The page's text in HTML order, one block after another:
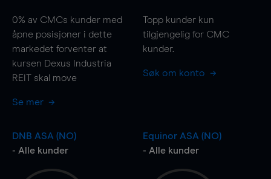
0% av CMCs kunder med
åpne posisjoner i dette
markedet forventer at
kursen Dexus Industria
REIT skal move
Se mer
Topp kunder kun
tilgjengelig for CMC
kunder.
Søk om konto
DNB ASA (NO)
- Alle kunder
Equinor ASA (NO)
- Alle kunder